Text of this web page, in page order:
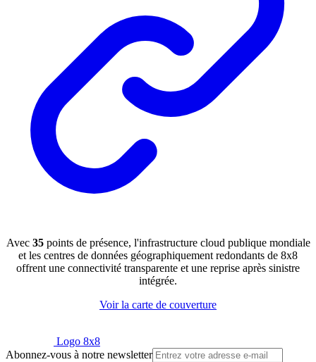
Avec 35points de présence, l'infrastructure cloud publique mondiale
et les centres de données géographiquement redondants de 8x8
offrent une connectivité transparente et une reprise après sinistre
intégrée.
Voir la carte de couverture
Logo 8x8
Abonnez-vous à notre newsletter